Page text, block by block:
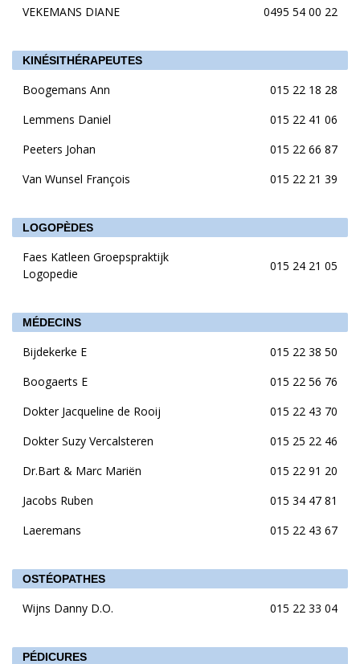
VEKEMANS DIANE
0495 54 00 22
KINÉSITHÉRAPEUTES
Boogemans Ann
015 22 18 28
Lemmens Daniel
015 22 41 06
Peeters Johan
015 22 66 87
Van Wunsel François
015 22 21 39
LOGOPÈDES
Faes Katleen Groepspraktijk
Logopedie
015 24 21 05
MÉDECINS
Bijdekerke E
015 22 38 50
Boogaerts E
015 22 56 76
Dokter Jacqueline de Rooij
015 22 43 70
Dokter Suzy Vercalsteren
015 25 22 46
Dr.Bart & Marc Mariën
015 22 91 20
Jacobs Ruben
015 34 47 81
Laeremans
015 22 43 67
OSTÉOPATHES
Wijns Danny D.O. 015 22 33 04
PÉDICURES